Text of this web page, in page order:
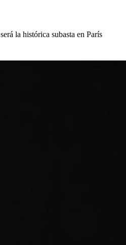
la histórica subasta en París